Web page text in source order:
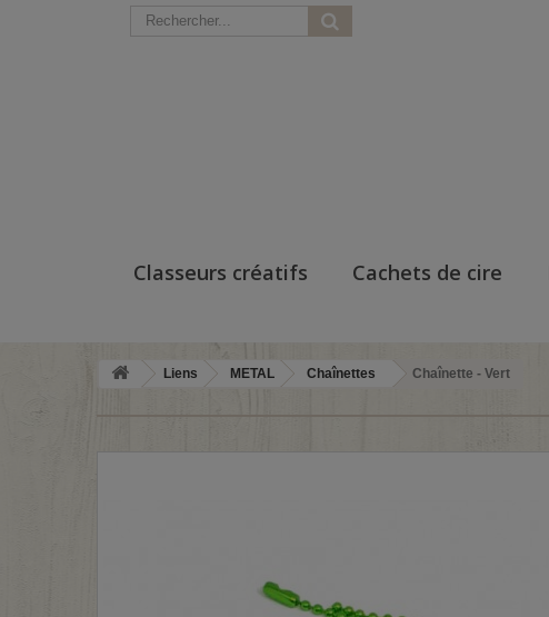
Classeurs créatifs Cachets de cire
Liens METAL Chaînettes Chaînette - Vert